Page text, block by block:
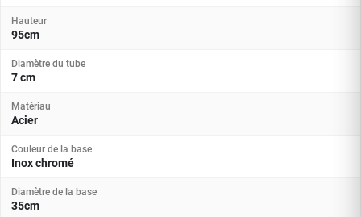
Hauteur
95cm
Diamètre du tube
7 cm
Matériau
Acier
Couleur de la base
Inox chromé
Diamètre de la base
35cm